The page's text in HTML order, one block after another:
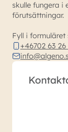
skulle fungera i
förutsättningar.
Fyll i
+46702 63 26